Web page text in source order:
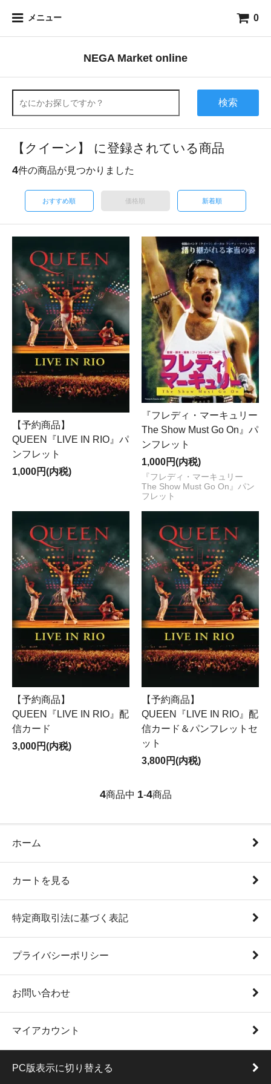
メニュー 0
NEGA Market online
検索
【クイーン】 に登録されている商品
4件の商品が見つかりました
おすすめ順 価格順 新着順
【予約商品】
QUEEN『LIVE IN RIO』パ
ンフレット
1,000円(内税)
『フレディ・マーキュリー
The Show Must Go On』パ
ンフレット
1,000円(内税)
『フレディ・マーキュリー
The Show Must Go On』パン
フレット
【予約商品】
QUEEN『LIVE IN RIO』配
信カード
3,000円(内税)
【予約商品】
QUEEN『LIVE IN RIO』配
信カード＆パンフレットセ
ット
3,800円(内税)
4商品中 1-4商品
ホーム
カートを見る
特定商取引法に基づく表記
プライバシーポリシー
お問い合わせ
マイアカウント
PC版表示に切り替える